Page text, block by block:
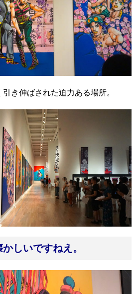
き伸ばされた迫力ある場所。
しいですねえ。